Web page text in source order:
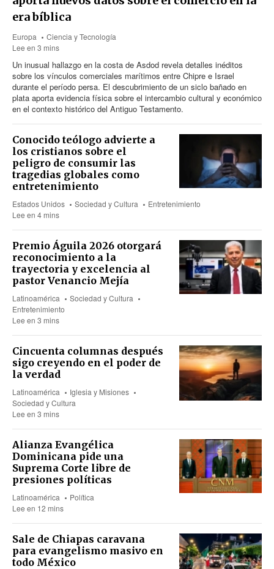
era bíblica
Europa
Ciencia y Tecnología
Lee en 3 mins
Un inusual hallazgo en la costa de Asdod revela detalles inéditos
sobre los vínculos comerciales marítimos entre Chipre e Israel
durante el período persa. El descubrimiento de un siclo bañado en
plata aporta evidencia física sobre el intercambio cultural y económico
en el contexto histórico del Antiguo Testamento.
Conocido teólogo advierte a
los cristianos sobre el
peligro de consumir las
tragedias globales como
entretenimiento
Estados Unidos Sociedad y Cultura
Entretenimiento
Lee en 4 mins
Premio Águila 2026 otorgará
reconocimiento a la
trayectoria y excelencia al
pastor Venancio Mejía
Latinoamérica
Sociedad y Cultura
Entretenimiento
Lee en 3 mins
Cincuenta columnas después
sigo creyendo en el poder de
la verdad
Latinoamérica
Iglesia y Misiones
Sociedad y Cultura
Lee en 3 mins
Alianza Evangélica
Dominicana pide una
Suprema Corte libre de
presiones políticas
Latinoamérica
Política
Lee en 12 mins
Sale de Chiapas caravana
para evangelismo masivo en
todo México